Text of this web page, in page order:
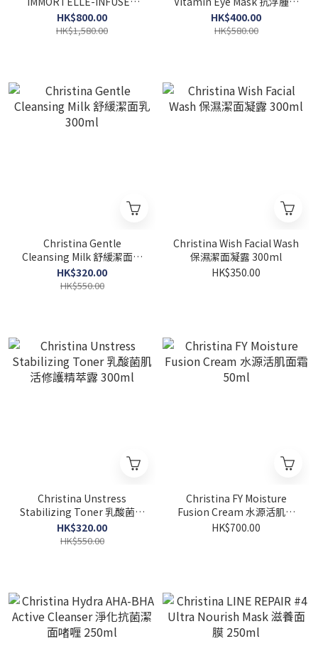
ELIXIR SERUM 時光永恆精
華 100ml
HK$800.00
HK$1,580.00
眸眼膜 60ml
HK$400.00
HK$580.00
Christina Gentle
Cleansing Milk 舒緩潔面乳
300ml
HK$320.00
HK$550.00
Christina Wish Facial Wash
保濕潔面凝露 300ml
HK$350.00
Christina Unstress
Stabilizing Toner 乳酸菌肌
活修護精萃露 300ml
HK$320.00
HK$550.00
Christina FY Moisture
Fusion Cream 水源活肌面
霜 50ml
HK$700.00